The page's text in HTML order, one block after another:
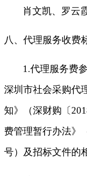
肖文凯、罗云
八、代理服务收费
1.代理服务费
深圳市社会采购代
知》（深财购〔
费管理暂行办法》
号）及招标文件的